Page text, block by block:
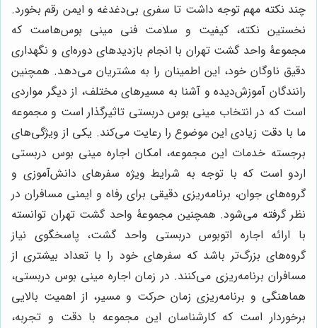
چند نکته مهم توجه داشت تا سفری بی‌دغدغه و ایمن رقم بخورد.
نخستین نکته، کیفیت و سلامت فنی مینی بوس‌هاست که
مجموعۀ واحد گشت تهران با انجام بازدیدهای دوره‌ای و نگهداری
دقیق ناوگان خود، این اطمینان را به مشتریان می‌دهد. همچنین
رانندگان آموزش‌دیده و آشنا به مسیرهای مختلف، از دیگر مواردی
است که در انتخاب مینی بوس دربستی تاثیرگذار است و مجموعه
ما با دقت زیادی این موضوع را رعایت می‌کند. یکی از ویژگی‌های
برجسته خدمات این مجموعه، امکان اجاره مینی بوس دربستی
اردو است که با توجه به شرایط ویژه سفرهای دانش‌آموزی و
گروه‌های جوان، برنامه‌ریزی دقیقی برای رفاه و ایمنی مسافران در
نظر گرفته می‌شود. همچنین مجموعۀ واحد گشت تهران توانسته
با ارائه اجاره اتوبوس دربستی واحد گشت، پاسخگوی نیاز
گروه‌های بزرگ‌تر باشد که سفرهای خود را با تعداد بیشتری از
مسافران برنامه‌ریزی می‌کنند. در زمان اجاره مینی بوس دربستی،
هماهنگی و برنامه‌ریزی زمان حرکت و مسیر، از اهمیت بالایی
برخوردار است که کارشناسان این مجموعه با دقت و تجربه،